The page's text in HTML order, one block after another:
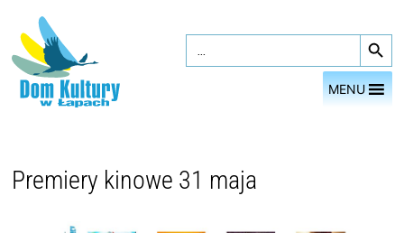
Przejdź
do
treści
Search
for:
Search Button
MENU
Premiery kinowe 31 maja